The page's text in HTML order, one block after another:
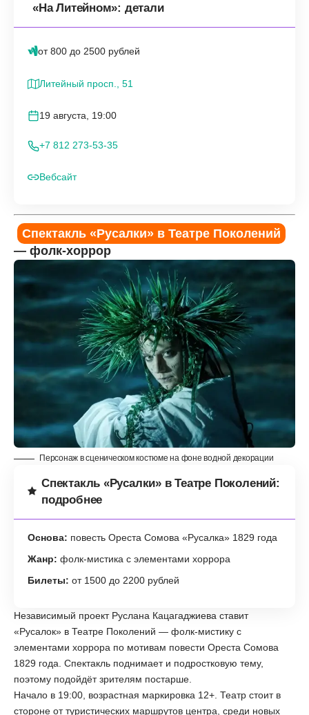
«На Литейном»: детали
от 800 до 2500 рублей
Литейный просп., 51
19 августа, 19:00
+7 812 273-53-35
Вебсайт
Спектакль «Русалки» в Театре Поколений
— фолк-хоррор
Персонаж в сценическом костюме на фоне водной декорации
Спектакль «Русалки» в Театре Поколений:
подробнее
Основа: повесть Ореста Сомова «Русалка» 1829 года
Жанр: фолк-мистика с элементами хоррора
Билеты: от 1500 до 2200 рублей
Независимый проект Руслана Кацагаджиева ставит
«Русалок» в Театре Поколений — фолк-мистику с
элементами хоррора по мотивам повести Ореста Сомова
1829 года. Спектакль поднимает и подростковую тему,
поэтому подойдёт зрителям постарше.
Начало в 19:00, возрастная маркировка 12+. Театр стоит в
стороне от туристических маршрутов центра, среди новых